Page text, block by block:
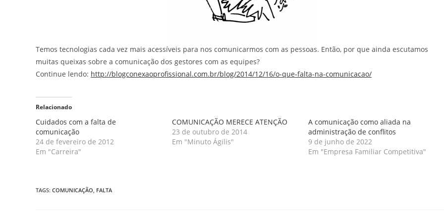
Temos tecnologias cada vez mais acessíveis para nos comunicarmos com as pessoas. Então, por que ainda escutamos
muitas queixas sobre a comunicação dos gestores com as equipes?
Continue lendo: http://blogconexaoprofissional.com.br/blog/2014/12/16/o-que-falta-na-comunicacao/
Relacionado
Cuidados com a falta de
comunicação
24 de fevereiro de 2012
Em "Carreira"
COMUNICAÇÃO MERECE ATENÇÃO
23 de outubro de 2014
Em "Minuto Ágilis"
A comunicação como aliada na
administração de conflitos
9 de junho de 2022
Em "Empresa Familiar Competitiva"
TAGS: COMUNICAÇÃO, FALTA